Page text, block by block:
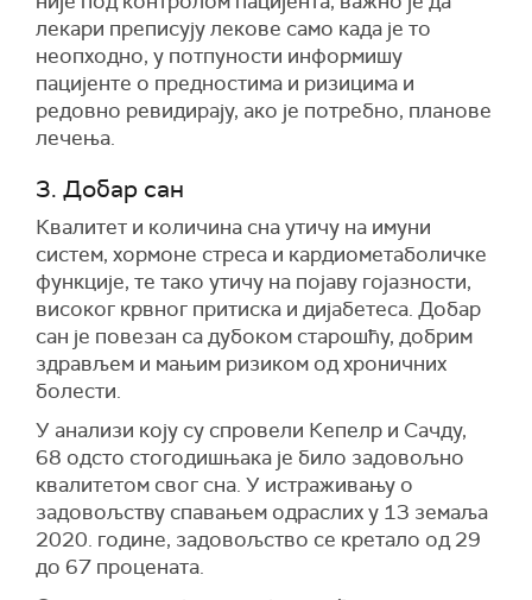
лекари преписују лекове само када је то
неопходно, у потпуности информишу
пацијенте о предностима и ризицима и
редовно ревидирају, ако је потребно, планове
лечења.
3. Добар сан
Квалитет и количина сна утичу на имуни
систем, хормоне стреса и кардиометаболичке
функције, те тако утичу на појаву гојазности,
високог крвног притиска и дијабетеса. Добар
сан је повезан са дубоком старошћу, добрим
здрављем и мањим ризиком од хроничних
болести.
У анализи коју су спровели Кепелр и Сачду,
68 одсто стогодишњака је било задовољно
квалитетом свог сна. У истраживању о
задовољству спавањем одраслих у 13 земаља
2020. године, задовољство се кретало од 29
до 67 процената.